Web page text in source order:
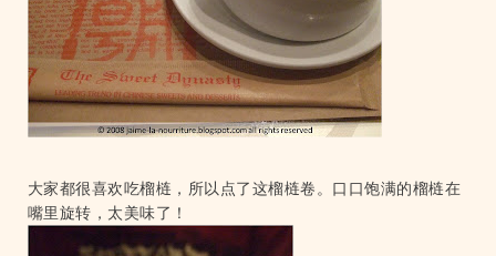
大家都很喜欢吃榴梿，所以点了这榴梿卷。口口饱满的榴梿在
嘴里旋转，太美味了！